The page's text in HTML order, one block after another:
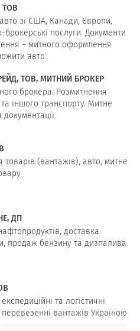
ТОВ
зі США, Канади, Європи,
брокерські послуги. Документи
– митного оформлення
авто.
ТОВ, МИТНИЙ БРОКЕР
брокера. Розмитнення
іншого транспорту. Митне
товарів (вантажів), авто, митне
ДП
доставка
продаж бензину та дизпалива
та логістичні
вантажів Україною